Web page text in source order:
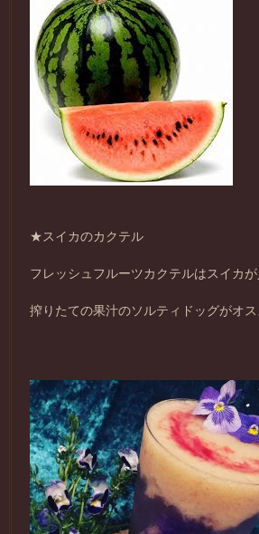
★スイカのカクテル
フレッシュフルーツカクテルはスイカが
搾りたての果汁のソルティドッグがオ